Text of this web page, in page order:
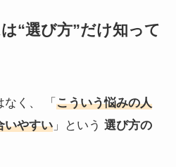
“選び方”だけ知って
く、 「 こういう悩みの人
いやすい」という 選び方の